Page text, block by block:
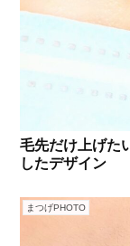
毛先だけ上げ
したデザイン
まつげPHOTO